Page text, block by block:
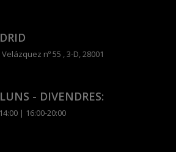
nº 55 , 3-D, 28001
- DIVENDRES:
| 16:00-20:00